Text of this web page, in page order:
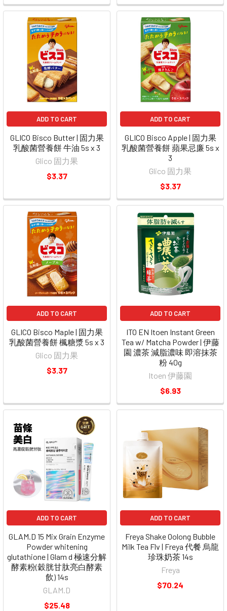
ADD TO CART
GLICO Bisco Butter | 固力果
乳酸菌營養餅 牛油 5s x 3
Glico 固力果
$3.37
ADD TO CART
GLICO Bisco Apple | 固力果
乳酸菌營養餅 蘋果忌廉 5s x
3
Glico 固力果
$3.37
ADD TO CART
GLICO Bisco Maple | 固力果
乳酸菌營養餅 楓糖漿 5s x 3
Glico 固力果
$3.37
ADD TO CART
ITO EN Itoen Instant Green
Tea w/ Matcha Powder | 伊藤
園 濃茶 減脂濃味 即溶抹茶
粉 40g
Itoen 伊藤園
$6.93
ADD TO CART
GLAM.D 15 Mix Grain Enzyme
Powder whitening
glutathione | Glam d 極速分解
酵素粉(穀胱甘肽亮白酵素
飲) 14s
GLAM.D
$25.48
ADD TO CART
Freya Shake Oolong Bubble
Milk Tea Flv | Freya 代餐 烏龍
珍珠奶茶 14s
Freya
$70.24